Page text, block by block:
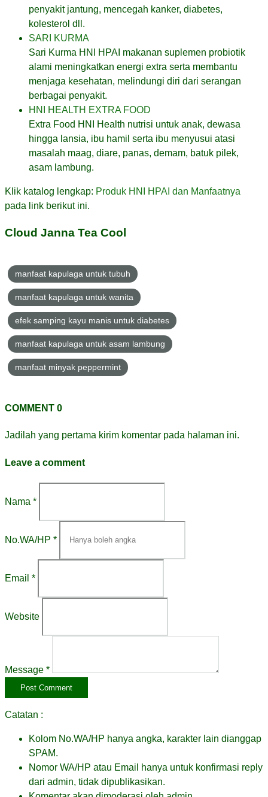
penyakit jantung, mencegah kanker, diabetes,
kolesterol dll.
SARI KURMA
Sari Kurma HNI HPAI makanan suplemen probiotik
alami meningkatkan energi extra serta membantu
menjaga kesehatan, melindungi diri dari serangan
berbagai penyakit.
HNI HEALTH EXTRA FOOD
Extra Food HNI Health nutrisi untuk anak, dewasa
hingga lansia, ibu hamil serta ibu menyusui atasi
masalah maag, diare, panas, demam, batuk pilek,
asam lambung.
Klik katalog lengkap: Produk HNI HPAI dan Manfaatnya
pada link berikut ini.
Cloud Janna Tea Cool
manfaat kapulaga untuk tubuh
manfaat kapulaga untuk wanita
efek samping kayu manis untuk diabetes
manfaat kapulaga untuk asam lambung
manfaat minyak peppermint
COMMENT 0
Jadilah yang pertama kirim komentar pada halaman ini.
Leave a comment
Nama *
No.WA/HP *
Email *
Website
Message *
Catatan :
Kolom No.WA/HP hanya angka, karakter lain dianggap
SPAM.
Nomor WA/HP atau Email hanya untuk konfirmasi reply
dari admin, tidak dipublikasikan.